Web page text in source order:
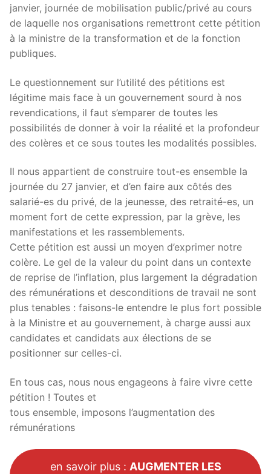
janvier, journée de mobilisation public/privé au cours
de laquelle nos organisations remettront cette pétition
à la ministre de la transformation et de la fonction
publiques.
Le questionnement sur l’utilité des pétitions est
légitime mais face à un gouvernement sourd à nos
revendications, il faut s’emparer de toutes les
possibilités de donner à voir la réalité et la profondeur
des colères et ce sous toutes les modalités possibles.
Il nous appartient de construire tout-es ensemble la
journée du 27 janvier, et d’en faire aux côtés des
salarié-es du privé, de la jeunesse, des retraité-es, un
moment fort de cette expression, par la grève, les
manifestations et les rassemblements.
Cette pétition est aussi un moyen d’exprimer notre
colère. Le gel de la valeur du point dans un contexte
de reprise de l’inflation, plus largement la dégradation
des rémunérations et desconditions de travail ne sont
plus tenables : faisons-le entendre le plus fort possible
à la Ministre et au gouvernement, à charge aussi aux
candidates et candidats aux élections de se
positionner sur celles-ci.
En tous cas, nous nous engageons à faire vivre cette
pétition ! Toutes et
tous ensemble, imposons l’augmentation des
rémunérations
en savoir plus : AUGMENTER LES